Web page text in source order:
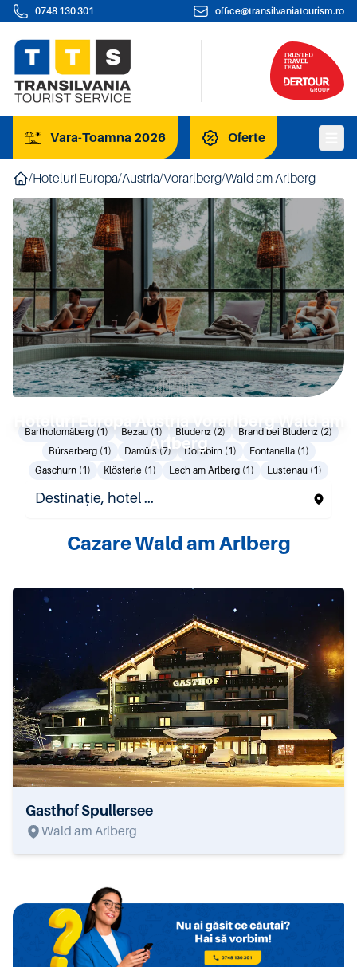
0748 130 301 office@transilvaniatourism.ro
Vara-Toamna 2026 Oferte
/Hoteluri Europa/Austria/Vorarlberg/Wald am Arlberg
Hoteluri Europa Austria Vorarlberg Wald am
Arlberg
Bartholomäberg (1) Bezau (1) Bludenz (2)
Brand bei Bludenz (2)
Bürserberg (1)
Damüls (7) Dornbirn (1)
Fontanella (1)
Gaschurn (1)
Klösterle (1) Lech am Arlberg (1)
Lustenau (1)
St. Gallenkirch (4)
Wald am Arlberg (1)
Cazare Wald am Arlberg
Gasthof Spullersee
Wald am Arlberg